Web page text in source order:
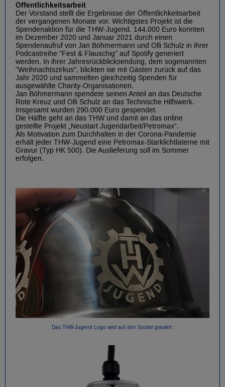
Öffentlichkeitsarbeit
Der Vorstand stellt die Ergebnisse der Öffentlichkeitsarbeit
der vergangenen Monate vor. Wichtigstes Projekt ist die
Spendenaktion für die THW-Jugend. 144.000 Euro konnten
im Dezember 2020 und Januar 2021 durch einen
Spendenaufruf von Jan Böhmermann und Olli Schulz in ihrer
Podcastreihe "Fest & Flauschig" auf Spotify generiert
werden. In ihrer Jahresrückblicksendung, dem sogenannten
"Weihnachtszirkus", blickten sie mit Gästen zurück auf das
Jahr 2020 und sammelten gleichzeitig Spenden für
ausgewählte Charity-Organisationen.
Jan Böhmermann spendete seinen Anteil an das Deutsche
Rote Kreuz und Olli Schulz an das Technische Hilfswerk.
Insgesamt wurden 290.000 Euro gespendet.
Die Hälfte geht an das THW und damit an das online
gestellte Projekt „Neustart Jugendarbeit/Petromax“.
Als Motivation zum Durchhalten in der Corona-Pandemie
erhält jeder THW-Jugend eine Petromax-Starklichtlaterne mit
Gravur (Typ HK 500). Die Auslieferung soll im Sommer
erfolgen.
Das THW-Jugend Logo wird auf den Sockel graviert.